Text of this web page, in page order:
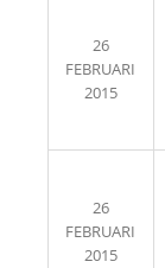
26
FEBRUARI
2015
26
FEBRUARI
2015